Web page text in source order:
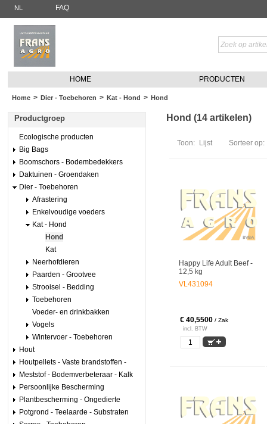
NL FAQ
HOME PRODUCTEN
Home > Dier - Toebehoren > Kat - Hond > Hond
Productgroep
Ecologische producten
Big Bags
Boomschors - Bodembedekkers
Daktuinen - Groendaken
Dier - Toebehoren
Afrastering
Enkelvoudige voeders
Kat - Hond
Hond
Kat
Neerhofdieren
Paarden - Grootvee
Strooisel - Bedding
Toebehoren
Voeder- en drinkbakken
Vogels
Wintervoer - Toebehoren
Hout
Houtpellets - Vaste brandstoffen -
Meststof - Bodemverbeteraar - Kalk
Persoonlijke Bescherming
Plantbescherming - Ongedierte
Potgrond - Teelaarde - Substraten
Hond (14 artikelen)
Toon: Lijst Sorteer op:
Happy Life Adult Beef -
12,5 kg
VL431094
€ 40,5500 / Zak
incl. BTW